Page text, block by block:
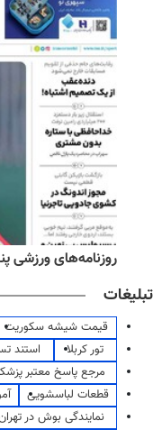
روزنامه‌های ورزشی پنج‌شنبه ۱۵
تبلیغات
قیمت شیشه سکوریت
تور کربلا
استند
مرجع پاسخ معتبر
قطعات لباسشویی
نمایندگی بوش در